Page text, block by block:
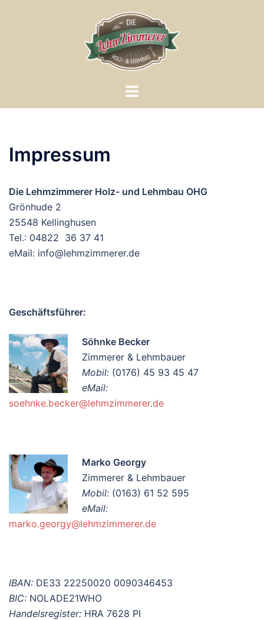
Menü
Impressum
Die Lehmzimmerer Holz- und Lehmbau OHG
Grönhude 2
25548 Kellinghusen
Tel.: 04822 36 37 41
eMail: info@lehmzimmerer.de
Geschäftsführer:
Söhnke Becker
Zimmerer & Lehmbauer
Mobil: (0176) 45 93 45 47
eMail:
soehnke.becker@lehmzimmerer.de
Marko Georgy
Zimmerer & Lehmbauer
Mobil: (0163) 61 52 595
eMail:
marko.georgy@lehmzimmerer.de
IBAN: DE33 22250020 0090346453
BIC: NOLADE21WHO
Handelsregister: HRA 7628 PI